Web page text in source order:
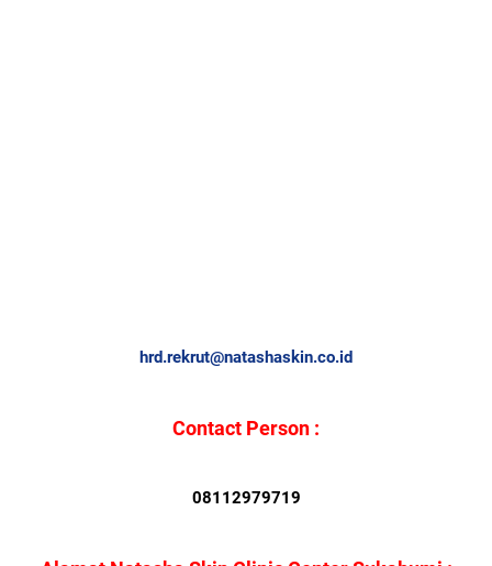
hrd.rekrut@natashaskin.co.id
Contact Person :
08112979719